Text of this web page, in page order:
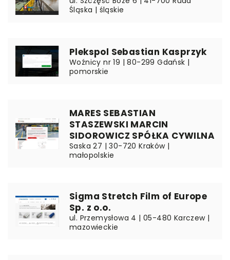
Śląska | śląskie
Plekspol Sebastian Kasprzyk
Woźnicy nr 19 | 80-299 Gdańsk |
pomorskie
MARES SEBASTIAN
STASZEWSKI MARCIN
SIDOROWICZ SPÓŁKA CYWILNA
Saska 27 | 30-720 Kraków |
małopolskie
Sigma Stretch Film of Europe
Sp. z o.o.
ul. Przemysłowa 4 | 05-480 Karczew |
mazowieckie